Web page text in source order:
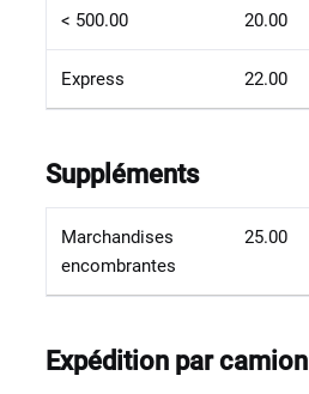
< 500.00 20.00
Express 22.00
Suppléments
Marchandises
encombrantes
25.00
Expédition par camion